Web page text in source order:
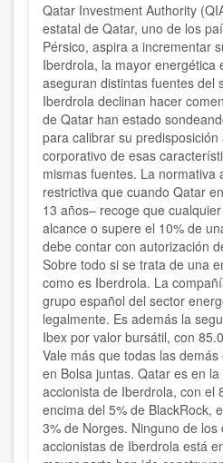
Qatar Investment Authority
estatal de Qatar, uno de los
Pérsico, aspira a incrementar
Iberdrola, la mayor energética
aseguran distintas fuentes del
Iberdrola declinan hacer
de Qatar han estado
para calibrar su
corporativo de esas
mismas fuentes. La normativa
restrictiva que cuando Qatar
13 años– recoge que
alcance o supere el 10% de
debe contar con autorización
Sobre todo si se trata de una
como es Iberdrola. La
grupo español del sector
legalmente. Es además la
Ibex por valor bursátil, con
Vale más que todas las
en Bolsa juntas. Qatar es en
accionista de Iberdrola, con el
encima del 5% de BlackRock,
3% de Norges. Ninguno de
accionistas de Iberdrola está